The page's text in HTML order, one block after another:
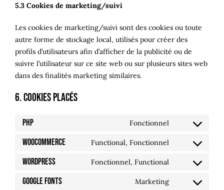
5.3 Cookies de marketing/suivi
Les cookies de marketing/suivi sont des cookies ou toute
autre forme de stockage local, utilisés pour créer des
profils d’utilisateurs afin d’afficher de la publicité ou de
suivre l’utilisateur sur ce site web ou sur plusieurs sites web
dans des finalités marketing similaires.
6. Cookies placés
PHP Fonctionnel
Consent
WooCommerce Functional, Fonctionnel
Consent
woocommerce
WordPress Fonctionnel, Functional
Consent
Google Fonts Marketing
Consent